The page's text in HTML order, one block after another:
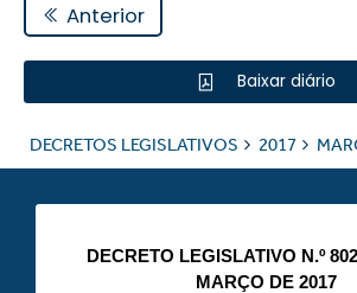
Anterior
Baixar diário
DECRETOS LEGISLATIVOS 2017
DECRETO LEGISLATIVO N.º
MARÇO DE 2017